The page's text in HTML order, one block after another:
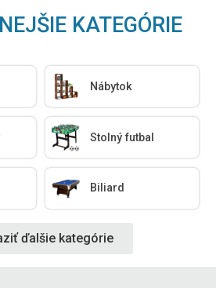
KATEGÓRIE
Nábytok
Stolný futbal
Biliard
ďalšie kategórie